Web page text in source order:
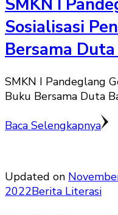
SMKN I
Sosialisasi
Bersama
SMKN I Pandeglang
Buku Bersama Duta
Baca Selengkapnya
Updated on
2022Berita Literasi